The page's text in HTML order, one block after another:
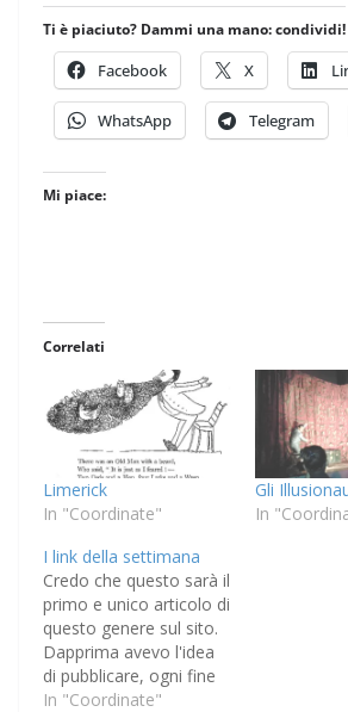
Ti è piaciuto? Dammi una mano: condividi!
Facebook X
WhatsApp Telegram
Mi piace:
Correlati
Limerick
In "Coordinate"
Gli
In
I link della settimana
Credo che questo sarà il
primo e unico articolo di
questo genere sul sito.
Dapprima avevo l'idea
di pubblicare, ogni fine
settimana, il riassunto
In "Coordinate"